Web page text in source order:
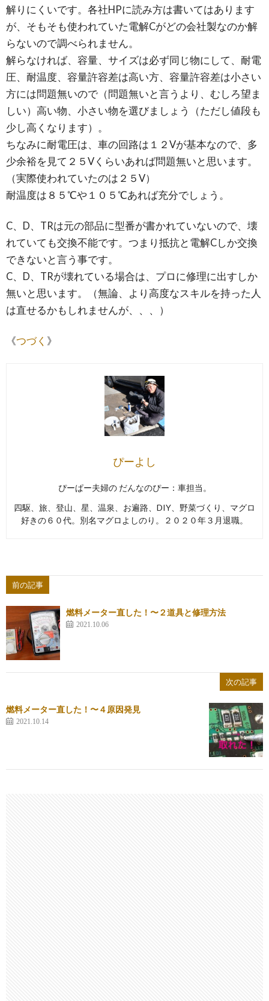
解りにくいです。各社HPに読み方は書いてはあります
が、そもそも使われていた電解Cがどの会社製なのか解
らないので調べられません。
解らなければ、容量、サイズは必ず同じ物にして、耐電
圧、耐温度、容量許容差は高い方、容量許容差は小さい
方には問題無いので（問題無いと言うより、むしろ望ま
しい）高い物、小さい物を選びましょう（ただし値段も
少し高くなります）。
ちなみに耐電圧は、車の回路は１２Vが基本なので、多
少余裕を見て２５Vくらいあれば問題無いと思います。
（実際使われていたのは２５V）
耐温度は８５℃や１０５℃あれば充分でしょう。
C、D、TRは元の部品に型番が書かれていないので、壊
れていても交換不能です。つまり抵抗と電解Cしか交換
できないと言う事です。
C、D、TRが壊れている場合は、プロに修理に出すしか
無いと思います。（無論、より高度なスキルを持った人
は直せるかもしれませんが、、、）
《つづく 》
ぴーよし
ぴーぱー夫婦の だんなのぴー：車担当。
四駆、旅、登山、星、温泉、お遍路、DIY、野菜づくり、マグロ
好きの６０代。別名マグロよしのり。２０２０年３月退職。
前の記事
燃料メーター直した！〜２道具と修理方法
2021.10.06
次の記事
燃料メーター直した！〜４原因発見
2021.10.14